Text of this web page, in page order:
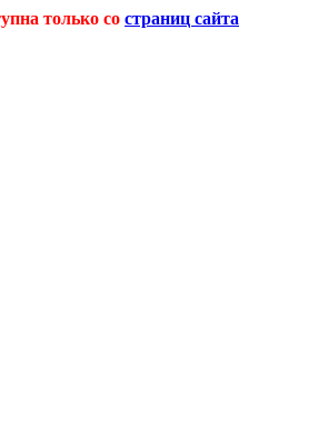
только со страниц сайта